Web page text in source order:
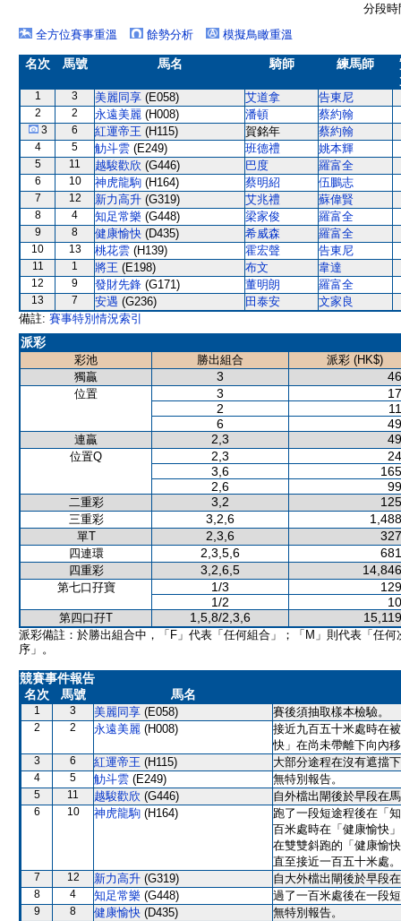
分段
全方位賽事重溫
餘勢分析 模擬鳥瞰重溫
名次 馬號 馬名 騎師 練馬師
1 3 美麗同享 (E058) 艾道拿 告東尼
2 2 永遠美麗 (H008) 潘頓 蔡約翰
3 6 紅運帝王 (H115) 賀銘年 蔡約翰
4 5 觔斗雲 (E249) 班德禮 姚本輝
5 11 越駿歡欣 (G446) 巴度 羅富全
6 10 神虎龍駒 (H164) 蔡明紹 伍鵬志
7 12 新力高升 (G319) 艾兆禮 蘇偉賢
8 4 知足常樂 (G448) 梁家俊 羅富全
9 8 健康愉快 (D435) 希威森 羅富全
10 13 桃花雲 (H139) 霍宏聲 告東尼
11 1 將王 (E198) 布文 韋達
12 9 發財先鋒 (G171) 董明朗 羅富全
13 7 安遇 (G236) 田泰安
文家良
備註: 賽事特別情況索引
派彩
彩池 勝出組合
派彩 (HK$)
獨贏
3
位置 3
2
6
連贏 2,3
位置Q 2,3
3,6
2,6
二重彩 3,2
三重彩 3,2,6
單T 2,3,6
四連環 2,3,5,6
四重彩 3,2,6,5
第七口孖寶 1/3
1/2
第四口孖T 1,5,8/2,3,6
派彩備註：於勝出組合中，「F」代表「任何組合」；「M」則代表「任何
序」。
競賽事件報告
名次
馬號 馬名
1 3 美麗同享 (E058) 賽後須抽取樣本檢驗。
2 2 永遠美麗 (H008)
接近九百五十米處時在
快」在尚未帶離下向內
3 6 紅運帝王 (H115) 大部分途程在沒有遮擋
4 5 觔斗雲 (E249) 無特別報告。
5 11 越駿歡欣 (G446) 自外檔出閘後於早段在
6 10 神虎龍駒 (H164)
跑了一段短途程後在「
百米處時在「健康愉快
在雙雙斜跑的「健康愉
直至接近一百五十米處。
7 12 新力高升 (G319) 自大外檔出閘後於早段
8 4 知足常樂 (G448) 過了一百米處後在一段
9 8 健康愉快 (D435) 無特別報告。